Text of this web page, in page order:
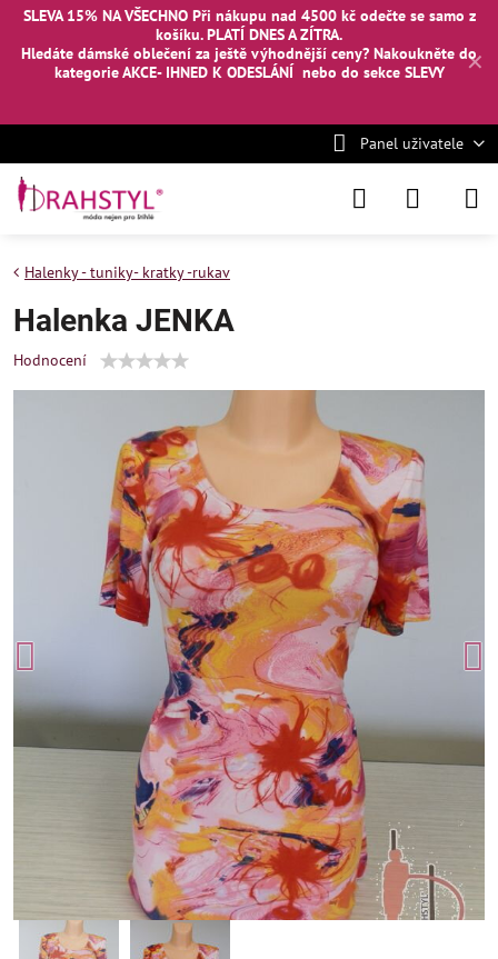
✕
SLEVA 15% NA VŠECHNO Při nákupu nad 4500 kč odečte se samo z
košíku. PLATÍ DNES A ZÍTRA.
Hledáte dámské oblečení za ještě výhodnější ceny? Nakoukněte do
kategorie AKCE- IHNED K ODESLÁNÍ nebo do sekce SLEVY
Panel uživatele
Halenky - tuniky- kratky -rukav
Halenka JENKA
Hodnocení